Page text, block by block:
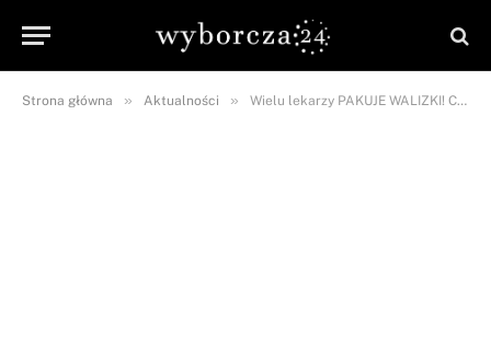
Strona główna » Aktualności » Wielu lekarzy PAKUJE WALIZKI! Czy służbę zdrowia czeka paraliż?